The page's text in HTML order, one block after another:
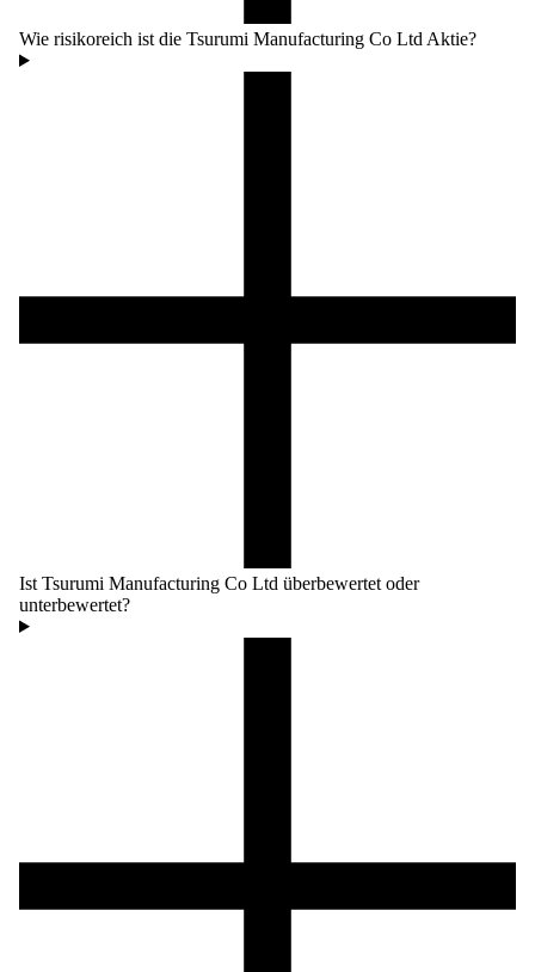
Wie risikoreich ist die Tsurumi Manufacturing Co Ltd Aktie?
Ist Tsurumi Manufacturing Co Ltd überbewertet oder
unterbewertet?